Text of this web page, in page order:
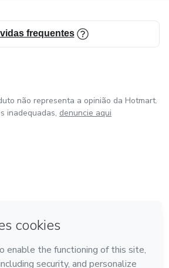
frequentes
não representa a opinião da Hotmart.
inadequadas, denuncie aqui